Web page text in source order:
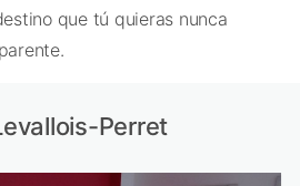
que tú quieras nunca
Perret